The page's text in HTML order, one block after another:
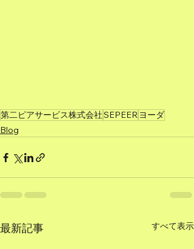
第二ピアサービス株式会社SEPEER ヨーダ
Blog
最新記事 すべて表示